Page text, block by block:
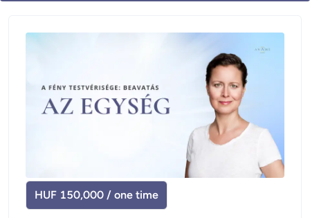
HUF 150,000 / one time